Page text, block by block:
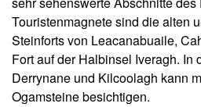
Touristenmagnete sind die alten
Steinforts von Leacanabuaile,
Fort auf der Halbinsel Iveragh. In
Derrynane und Kilcoolagh kann
Ogamsteine besichtigen.